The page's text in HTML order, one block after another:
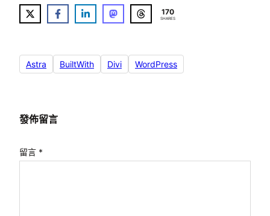
170
SHARES
Astra BuiltWith Divi WordPress
發佈留言
留言 *